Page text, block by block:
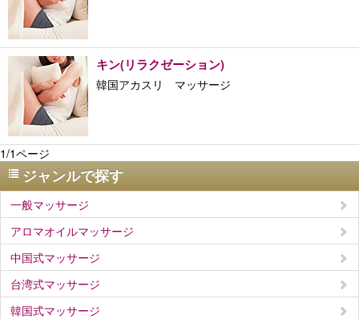
キン(リラクゼーション)
韓国アカスリ マッサージ
1/1ページ
ジャンルで探す
一般マッサージ
アロマオイルマッサージ
中国式マッサージ
台湾式マッサージ
韓国式マッサージ